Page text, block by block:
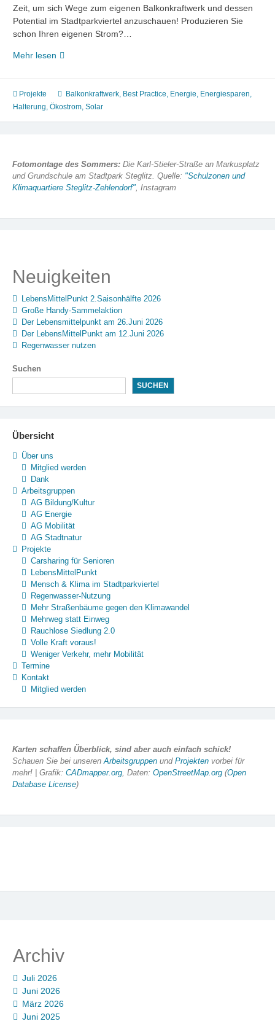
Zeit, um sich Wege zum eigenen Balkonkraftwerk und dessen
Potential im Stadtparkviertel anzuschauen! Produzieren Sie
schon Ihren eigenen Strom?…
Mehr lesen Balkonsolar
Geht!
Projekte Balkonkraftwerk, Best Practice, Energie, Energiesparen,
Halterung, Ökostrom, Solar
Fotomontage des Sommers:Die Karl-Stieler-Straße an Markusplatz
und Grundschule am Stadtpark Steglitz. Quelle: "Schulzonen und
Klimaquartiere Steglitz-Zehlendorf", Instagram
Neuigkeiten
LebensMittelPunkt 2.Saisonhälfte 2026
Große Handy-Sammelaktion
Der Lebensmittelpunkt am 26.Juni 2026
Der LebensMittelPunkt am 12.Juni 2026
Regenwasser nutzen
Suchen
SUCHEN
Übersicht
Über uns
Mitglied werden
Dank
Arbeitsgruppen
AG Bildung/Kultur
AG Energie
AG Mobilität
AG Stadtnatur
Projekte
Carsharing für Senioren
LebensMittelPunkt
Mensch & Klima im Stadtparkviertel
Regenwasser-Nutzung
Mehr Straßenbäume gegen den Klimawandel
Mehrweg statt Einweg
Rauchlose Siedlung 2.0
Volle Kraft voraus!
Weniger Verkehr, mehr Mobilität
Termine
Kontakt
Mitglied werden
Karten schaffen Überblick, sind aber auch einfach schick!
Schauen Sie bei unseren Arbeitsgruppenund Projektenvorbei für
mehr! | Grafik: CADmapper.org, Daten: OpenStreetMap.org(Open
Database License)
Archiv
Juli 2026
Juni 2026
März 2026
Juni 2025